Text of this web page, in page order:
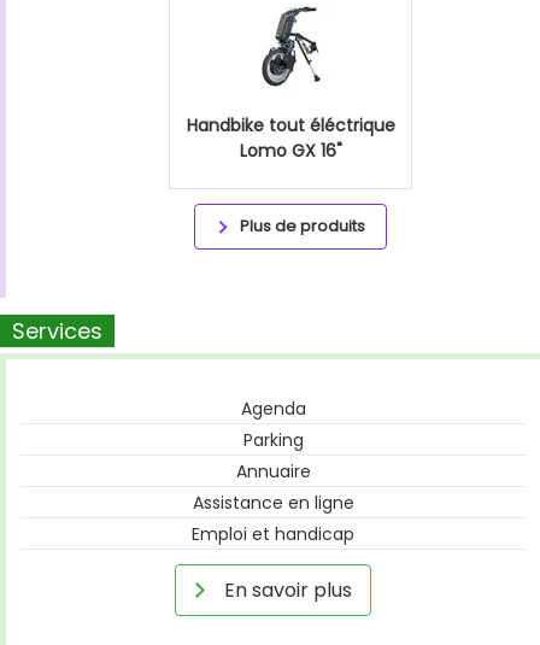
Handbike tout éléctrique
Lomo GX 16"
Plus de produits
Services
Agenda
Parking
Annuaire
Assistance en ligne
Emploi et handicap
En savoir plus